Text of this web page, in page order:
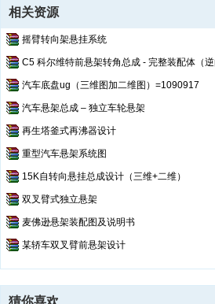
相关资源
摇臂转向架悬挂系统
C5 科尔维特前悬架转角总成 - 完整装配体（逆
汽车底盘ug（三维图加二维图）=1090917
汽车悬架总成 – 独立车轮悬架
再生塔釜式再沸器设计
重型汽车悬架系统图
15K自转向悬挂总成设计（三维+二维）
双叉臂式独立悬架
麦佛逊悬架装配图及说明书
某轿车双叉臂前悬架设计
猜你喜欢